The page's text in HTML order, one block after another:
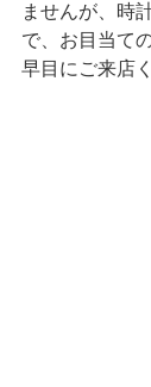
ませんが、時
で、お目当て
早目にご来店